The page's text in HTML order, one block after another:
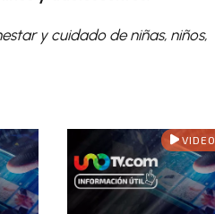
y cuidado de niñas, niños,
VIDEO